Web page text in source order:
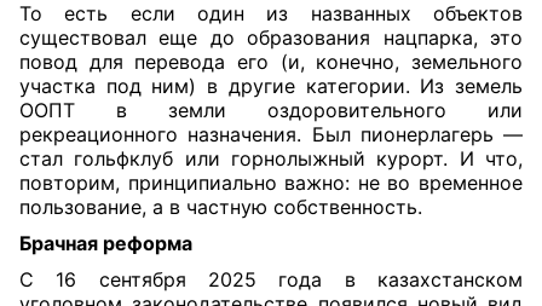
То есть если один из названных объектов
существовал еще до образования нацпарка, это
повод для перевода его (и, конечно, земельного
участка под ним) в другие категории. Из земель
ООПТ в земли оздоровительного или
рекреационного назначения. Был пионерлагерь —
стал гольфклуб или горнолыжный курорт. И что,
повторим, принципиально важно: не во временное
пользование, а в частную собственность.
Брачная реформа
С 16 сентября 2025 года в казахстанском